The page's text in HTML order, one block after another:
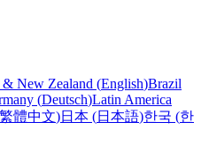
& New Zealand (English)Brazil
(Deutsch)Latin America
繁體中文)日本 (日本語)한국 (한